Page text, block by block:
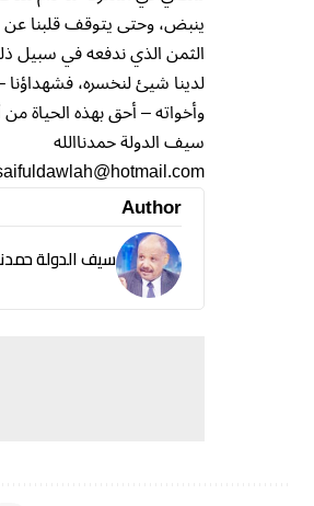
ينبض، وحتى يتوقف قلبنا عن
الثمن الذي ندفعه في سبيل
لدينا شيئ لنخسره، فشهداؤنا
وأخواته – أحق بهذه الحياة من
سيف الدولة حمدناالله
Author
سيف الدولة